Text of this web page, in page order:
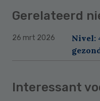
Gerelateerd
26 mrt 2026
Nivel:
Interessant